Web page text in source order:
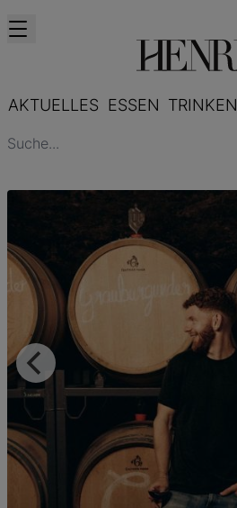
AKTUELLES ESSEN TRINKEN